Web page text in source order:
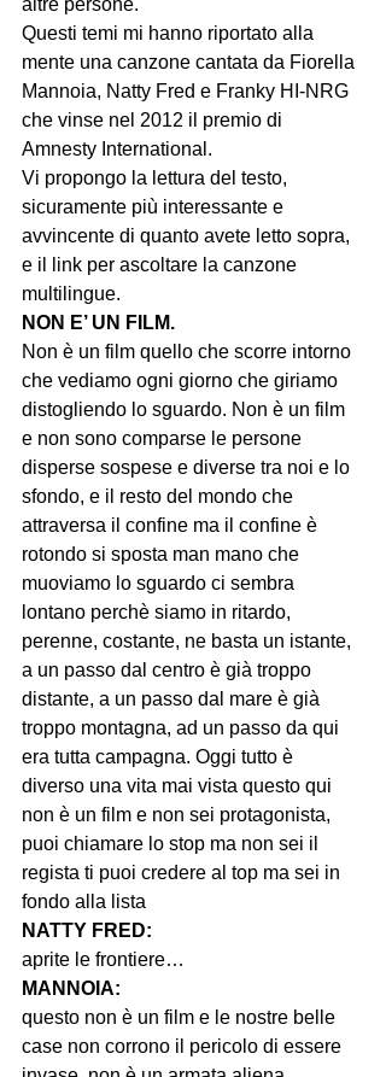
altre persone.
Questi temi mi hanno riportato alla
mente una canzone cantata da Fiorella
Mannoia, Natty Fred e Franky HI-NRG
che vinse nel 2012 il premio di
Amnesty International.
Vi propongo la lettura del testo,
sicuramente più interessante e
avvincente di quanto avete letto sopra,
e il link per ascoltare la canzone
multilingue.
NON E’ UN FILM.
Non è un film quello che scorre intorno
che vediamo ogni giorno che giriamo
distogliendo lo sguardo. Non è un film
e non sono comparse le persone
disperse sospese e diverse tra noi e lo
sfondo, e il resto del mondo che
attraversa il confine ma il confine è
rotondo si sposta man mano che
muoviamo lo sguardo ci sembra
lontano perchè siamo in ritardo,
perenne, costante, ne basta un istante,
a un passo dal centro è già troppo
distante, a un passo dal mare è già
troppo montagna, ad un passo da qui
era tutta campagna. Oggi tutto è
diverso una vita mai vista questo qui
non è un film e non sei protagonista,
puoi chiamare lo stop ma non sei il
regista ti puoi credere al top ma sei in
NATTY FRED:
MANNOIA:
questo non è un film e le nostre belle
case non corrono il pericolo di essere